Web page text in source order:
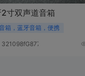
寸双声道音箱
箱，蓝牙音箱，便携
321098fG877M